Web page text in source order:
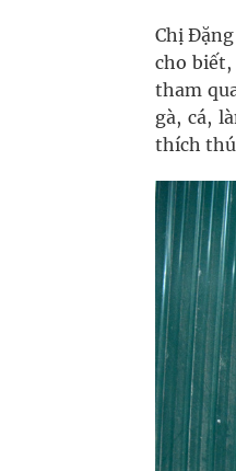
Chị
cho
tham
gà, cá,
thích